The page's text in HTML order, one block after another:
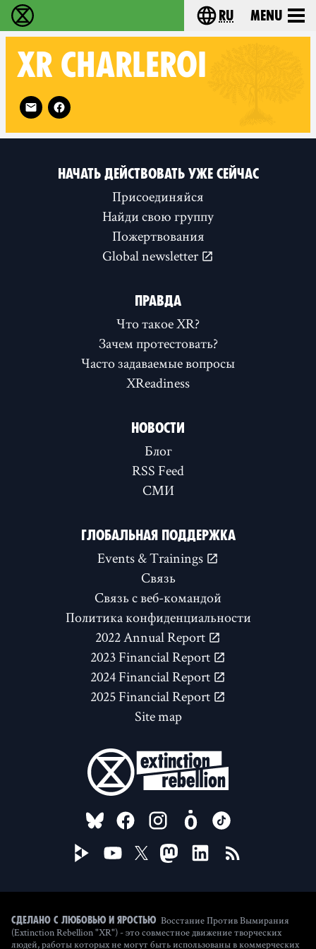
Extinction Rebellion - Home Choose your
ru Menu
XR CHARLEROI
Follow XR Charleroi on
НАЧАТЬ ДЕЙСТВОВАТЬ УЖЕ СЕЙЧАС
Присоединяйся
Найди свою группу
Пожертвования
Global newsletter
ПРАВДА
Что такое XR?
Зачем протестовать?
Часто задаваемые вопросы
XReadiness
НОВОСТИ
Блог
RSS Feed
СМИ
ГЛОБАЛЬНАЯ ПОДДЕРЖКА
Events & Trainings
Связь
Связь с веб-командой
Политика конфиденциальности
2022 Annual Report
2023 Financial Report
2024 Financial Report
2025 Financial Report
Site map
FOLLOW US ON
Сделано с любовью и яростью Восстание Против Вымирания
(Extinction Rebellion "XR") - это совместное движение творческих
людей, работы которых не могут быть использованы в коммерческих